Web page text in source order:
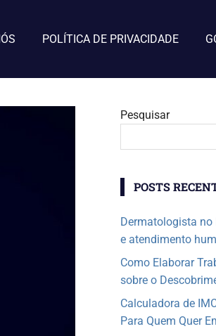
POLÍTICA DE PRIVACIDADE
Pesquisar
POSTS
Dermatologista no
e atendimento
Como Elaborar
sobre o
Calculadora de
Para Quem Quer